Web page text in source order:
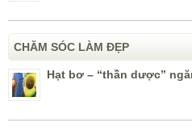
CHĂM SÓC LÀM ĐẸP
Hạt bơ – “thần dược”